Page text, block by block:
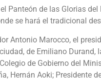
Panteón de las Glorias
se hará el tradicional
Antonio Marocco, el
de Emiliano Durand,
de Gobierno del
Hernán Aoki; Presidente